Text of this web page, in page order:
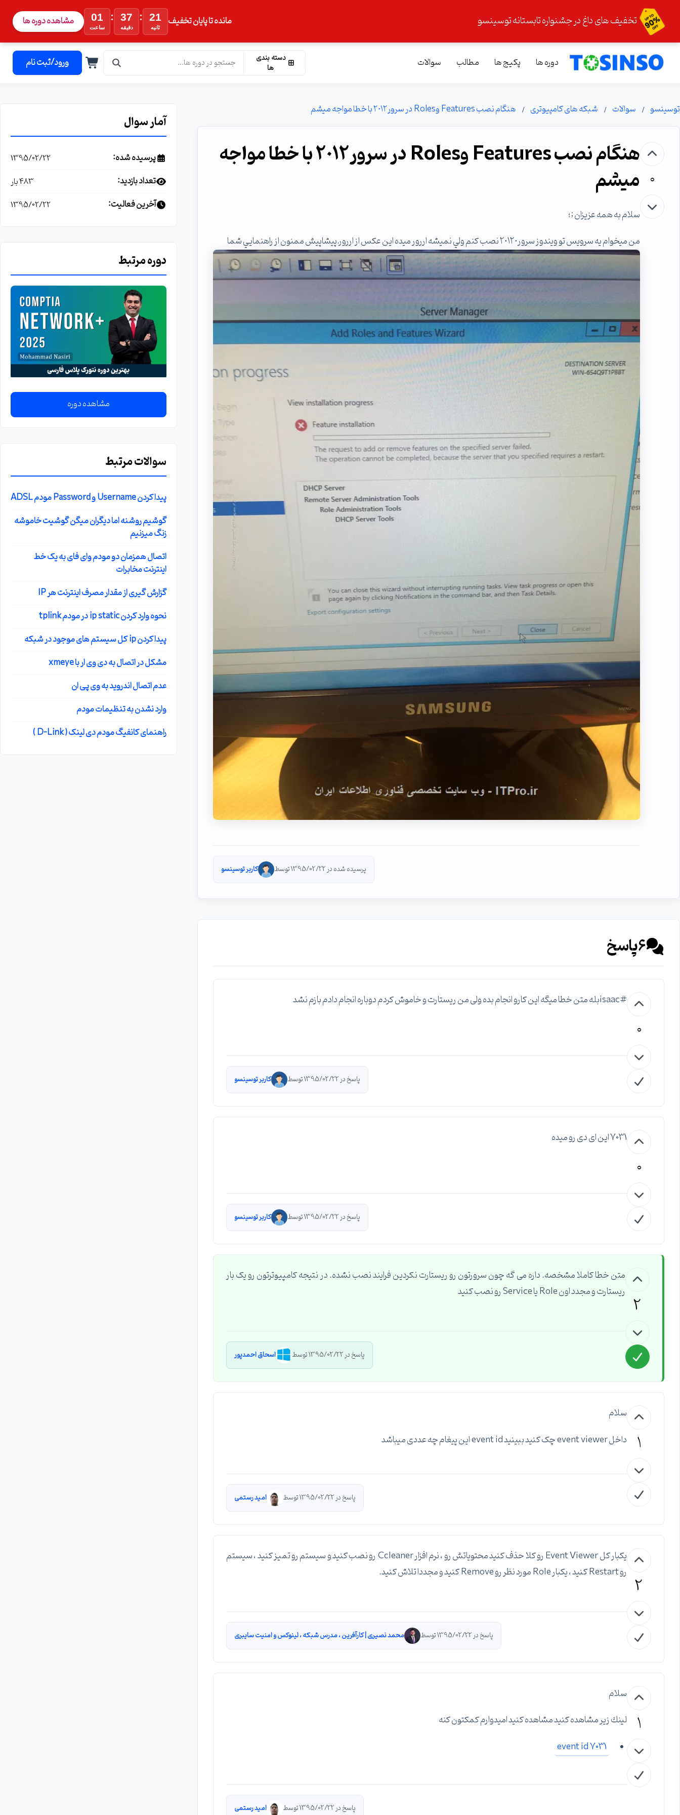
تخفیف های داغ در جشنواره تابستانه توسینسو مانده تا پایان تخفیف 01
ساعت
: 37
دقیقه
: 20
ثانیه مشاهده دوره ها
دوره ها پکیج ها مطالب سوالات
دسته بندی
ها
ورود/ثبت نام
توسینسو سوالات شبکه های کامپیوتری هنگام نصب Features وRoles در سرور٢٠١٢ با خطا مواجه ميشم
0
هنگام نصب Features وRoles در سرور٢٠١٢ با خطا مواجه
ميشم
سلام به همه عزيزان ;؛
من ميخوام يه سرويس تو ويندوز سرور٢٠١٢٠ نصب كنم ولي نميشه اررور ميده اين عكس از اررور.پيشاپيش ممنون از راهنمايي شما
پرسیده شده در 1395/02/22 توسط کاربر توسینسو
6پاسخ
0
#isaacبله متن خطا میگه این کارو انجام بده ولی من ریستارت و خاموش کردم دوباره انجام دادم بازم نشد
پاسخ در 1395/02/22 توسط کاربر توسینسو
0
7031 این ای دی رو میده
پاسخ در 1395/02/22 توسط کاربر توسینسو
2
متن خطا کاملا مشخصه. داره می گه چون سرورتون رو ریستارت نکردین فرایند نصب نشده. در نتیجه کامپیوترتون رو یک بار
ریستارت و مجدد اون Role یا Service رو نصب کنید
پاسخ در 1395/02/22 توسط اسحاق احمدپور
1
سلام
داخل event viewer چک کنید ببینید event id این پیغام چه عددی میباشد
پاسخ در 1395/02/22 توسط امید رستمی
2
یکبار کل Event Viewer رو کلا حذف کنید محتویاتش رو ، نرم افزار Ccleaner رو نصب کنید و سیستم رو تمیز کنید ، سیستم
رو Restart کنید ، یکبار Role مورد نظر رو Remove کنید و مجددا تلاش کنید.
پاسخ در 1395/02/22 توسط محمد نصیری | کارآفرین ، مدرس شبکه ، لینوکس و امنیت سایبری
1
سلام
لينك زير مشاهده كنيد مشاهده كنيد اميدوارم كمكتون كنه
event id 7031
پاسخ در 1395/02/22 توسط امید رستمی
آمار سوال
پرسیده شده: 1395/02/22
تعداد بازدید: 483 بار
آخرین فعالیت: 1395/02/22
دوره مرتبط
مشاهده دوره
سوالات مرتبط
پیدا کردن Username و Password مودم ADSL
گوشیم روشنه اما دیگران میگن گوشیت خاموشه
زنگ میزنیم
اتصال همزمان دو مودم وای فای به یک خط
اینترنت مخابرات
گزارش گیری از مقدار مصرف اینترنت هر IP
نحوه وارد کردن ip static در مودم tplink
پیدا کردن ip کل سیستم های موجود در شبکه
مشکل در اتصال به دی وی ار با xmeye
عدم اتصال اندروید به وی پی ان
وارد نشدن به تنظیمات مودم
راهنمای کانفیگ مودم دی لینک ( D-Link )